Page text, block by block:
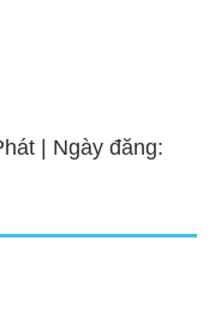
| Ngày đăng: